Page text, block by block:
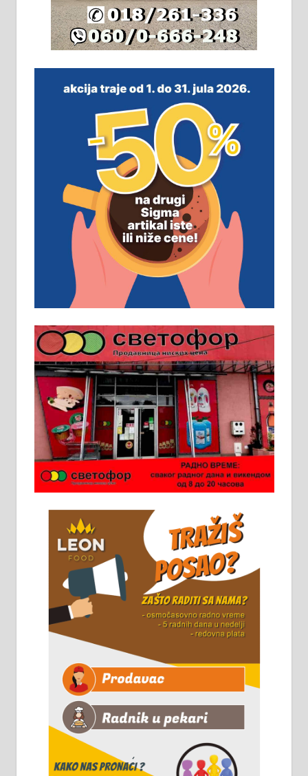
плацу површине око 7 ари.
064/321-80-51; 063/102-35-25
м2 са плацем од 8 ари у Зеленом
виру у Алексинцу. Могућа
замена. 064/21-63-584
ПОСЛОВНИ ОГЛАСИ
Рудник и флотација Рудник
д.о.о. Рудник запошљава 20
помоћника рудара. Услови:
Основна школа, пожељно радно
искуство на истим и сличним
пословима, али не и неопходан
услов. Обезбеђен смештај,
превоз, исхрана. 032/57-41-122 –
локал 22
Пружам услуге завршних радова
у грађевини, хидроизолације и
молерских радова. 061/25-28-058
Ало таксију потребан возач са Б
категоријом. 064/02-85-511
Потребна два радника за рад на
стоваришту „Липа промет” у
информација доћи лично на
стовариште у улици Максима
Горког 26 сваког радног дана од
8 до 15 часова. 063/465-045
Чистим све врсте димњака.
061/32-13-445